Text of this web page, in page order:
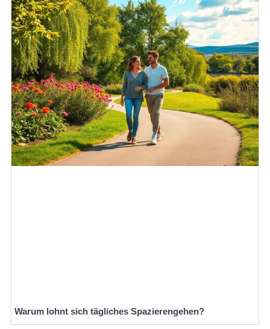
Warum lohnt sich tägliches Spazierengehen?